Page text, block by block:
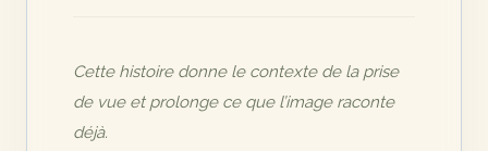
Cette histoire donne le contexte de la prise
de vue et prolonge ce que l’image raconte
déjà.